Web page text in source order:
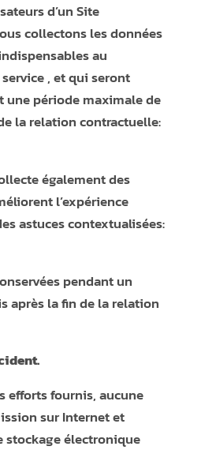
d’un Site
collectons les données
au
, et qui seront
une période maximale de
la relation contractuelle:
également des
l’expérience
astuces contextualisées:
pendant un
après la fin de la relation
efforts fournis, aucune
sur Internet et
stockage électronique